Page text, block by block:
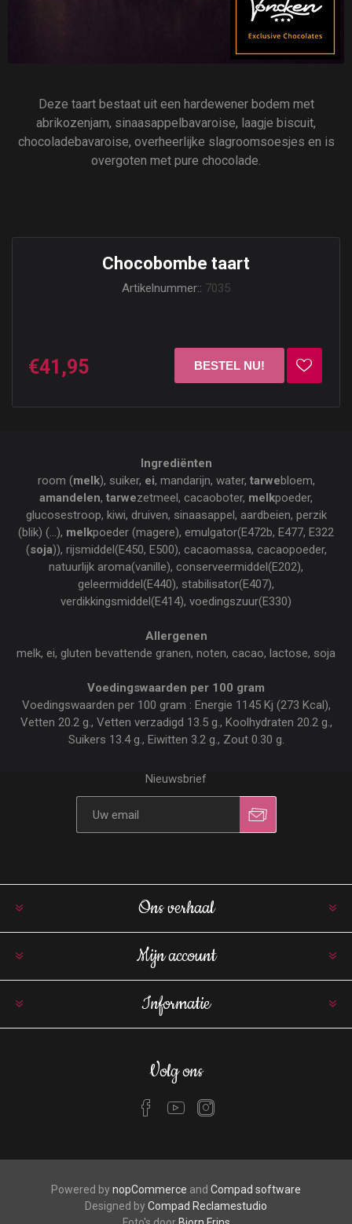
Deze taart bestaat uit een hardewener bodem met
abrikozenjam, sinaasappelbavaroise, laagje biscuit,
chocoladebavaroise, overheerlijke slagroomsoesjes en is
overgoten met pure chocolade.
Chocobombe taart
Artikelnummer:: 7035
€41,95
Ingrediënten
room (melk), suiker, ei, mandarijn, water, tarwebloem,
amandelen, tarwezetmeel, cacaoboter, melkpoeder,
glucosestroop, kiwi, druiven, sinaasappel, aardbeien, perzik
(blik) (...), melkpoeder (magere), emulgator(E472b, E477, E322
(soja)), rijsmiddel(E450, E500), cacaomassa, cacaopoeder,
natuurlijk aroma(vanille), conserveermiddel(E202),
geleermiddel(E440), stabilisator(E407),
verdikkingsmiddel(E414), voedingszuur(E330)
Allergenen
melk, ei, gluten bevattende granen, noten, cacao, lactose, soja
Voedingswaarden per 100 gram
Voedingswaarden per 100 gram : Energie 1145 Kj (273 Kcal),
Vetten 20.2 g., Vetten verzadigd 13.5 g., Koolhydraten 20.2 g.,
Suikers 13.4 g., Eiwitten 3.2 g., Zout 0.30 g.
Nieuwsbrief
Ons verhaal
Mijn account
Informatie
Volg ons
Powered bynopCommerce and Compad software
Designed byCompad Reclamestudio